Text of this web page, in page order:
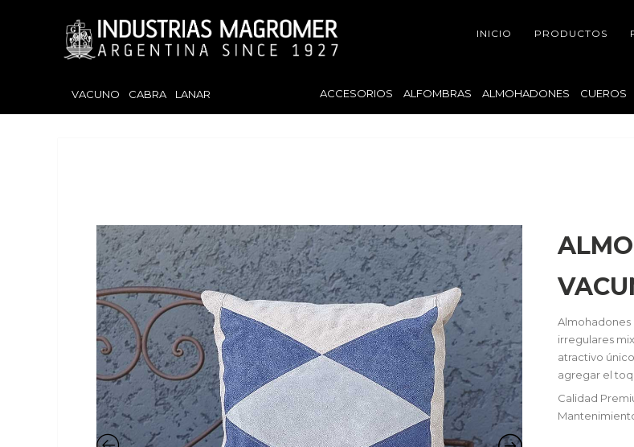
INICIO PRODUCTOS
VACUNO CABRA LANAR ACCESORIOS ALFOMBRAS ALMOHADONES CUEROS
irregulares
atractivo
agregar el
Calidad